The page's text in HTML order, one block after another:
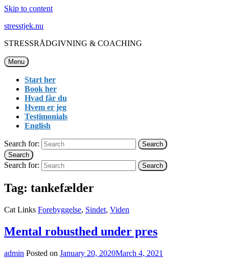
Skip to content
stresstjek.nu
STRESSRÅDGIVNING & COACHING
Menu
Start her
Book her
Hvad får du
Hvem er jeg
Testimonials
English
Search for:
Search
Search
Search for: Search
Tag: tankefælder
Cat Links Forebyggelse, Sindet, Viden
Mental robusthed under pres
admin Posted on January 20, 2020March 4, 2021